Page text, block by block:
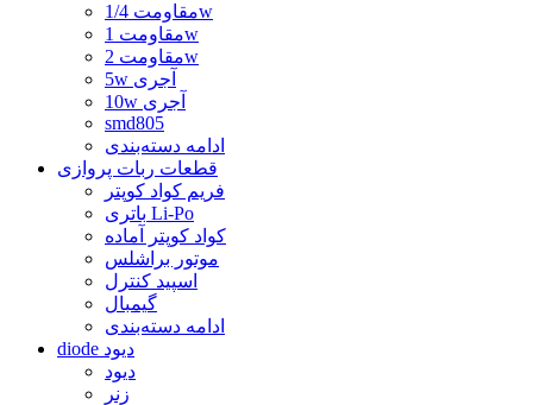
مقاومت 1/4w
مقاومت 1w
مقاومت 2w
5w آجری
10w آجری
smd805
ادامه دسته‌بندی
قطعات ربات پروازی
فریم کواد کوپتر
باتری Li-Po
کواد کوپتر آماده
موتور براشلس
اسپید کنترل
گیمبال
ادامه دسته‌بندی
diode دیود
دیود
زنر